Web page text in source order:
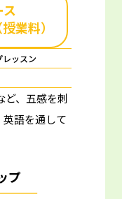
業料）
ッスン
ど、五感を刺
英語を通して
プ